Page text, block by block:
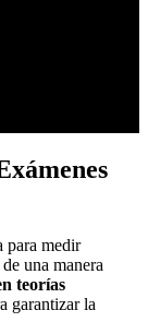
para medir
una manera
teorías
garantizar la